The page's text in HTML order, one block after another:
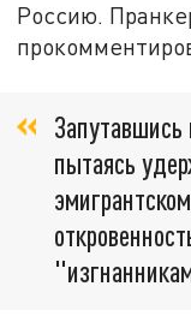
Россию.
Запутавшись
пытаясь